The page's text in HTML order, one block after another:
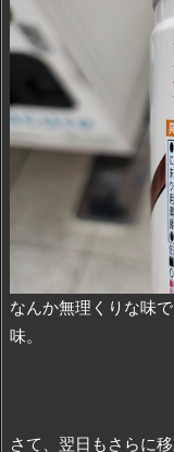
なんか無理くりな味
味。
さて、翌日もさらに移